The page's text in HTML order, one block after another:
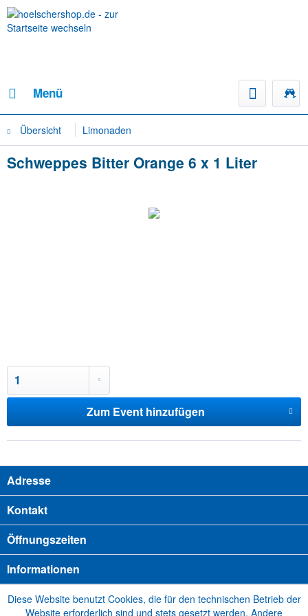
Menü
Übersicht Limonaden
Schweppes Bitter Orange 6 x 1 Liter
Zum Event hinzufügen
Adresse
Kontakt
Öffnungszeiten
Informationen
Diese Website benutzt Cookies, die für den technischen Betrieb der
Website erforderlich sind und stets gesetzt werden. Andere